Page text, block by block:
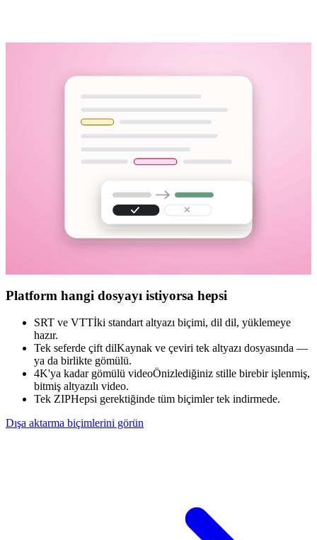
Platform hangi dosyayı istiyorsa hepsi
SRT ve VTTİki standart altyazı biçimi, dil dil, yüklemeye
hazır.
Tek seferde çift dilKaynak ve çeviri tek altyazı dosyasında —
ya da birlikte gömülü.
4K'ya kadar gömülü videoÖnizlediğiniz stille birebir işlenmiş,
bitmiş altyazılı video.
Tek ZIPHepsi gerektiğinde tüm biçimler tek indirmede.
Dışa aktarma biçimlerini görün